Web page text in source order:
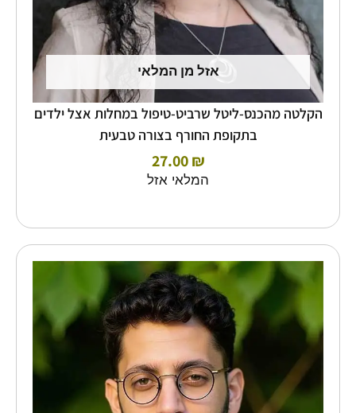
אזל מן המלאי
הקלטה מהכנס-ליטל שרביט-טיפול במחלות אצל ילדים
בתקופת החורף בצורה טבעית
27.00₪
המלאי אזל